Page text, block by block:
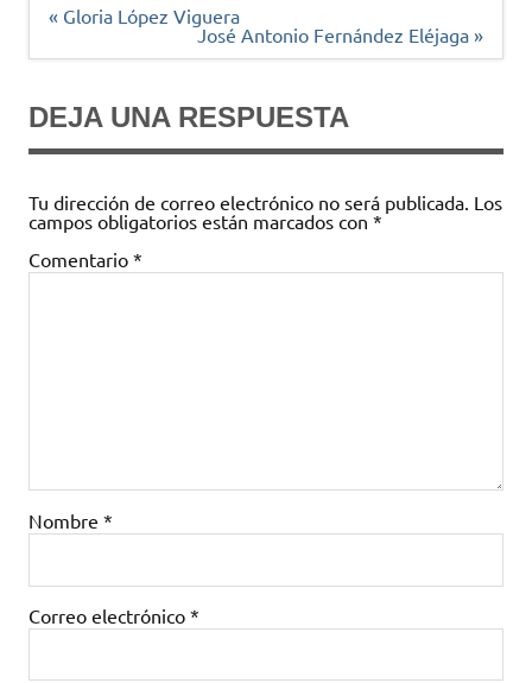
Navegación
« Gloria López Viguera
José Antonio Fernández Eléjaga »
DEJA UNA RESPUESTA
Tu dirección de correo electrónico no será publicada. Los
campos obligatorios están marcados con *
Comentario *
Nombre *
Correo electrónico *